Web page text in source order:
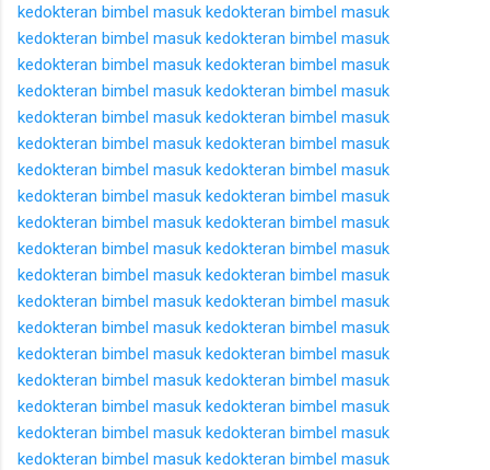
kedokteran bimbel masuk kedokteran bimbel masuk
kedokteran bimbel masuk kedokteran bimbel masuk
kedokteran bimbel masuk kedokteran bimbel masuk
kedokteran bimbel masuk kedokteran bimbel masuk
kedokteran bimbel masuk kedokteran bimbel masuk
kedokteran bimbel masuk kedokteran bimbel masuk
kedokteran bimbel masuk kedokteran bimbel masuk
kedokteran bimbel masuk kedokteran bimbel masuk
kedokteran bimbel masuk kedokteran bimbel masuk
kedokteran bimbel masuk kedokteran bimbel masuk
kedokteran bimbel masuk kedokteran bimbel masuk
kedokteran bimbel masuk kedokteran bimbel masuk
kedokteran bimbel masuk kedokteran bimbel masuk
kedokteran bimbel masuk kedokteran bimbel masuk
kedokteran bimbel masuk kedokteran bimbel masuk
kedokteran bimbel masuk kedokteran bimbel masuk
kedokteran bimbel masuk kedokteran bimbel masuk
kedokteran bimbel masuk kedokteran bimbel masuk